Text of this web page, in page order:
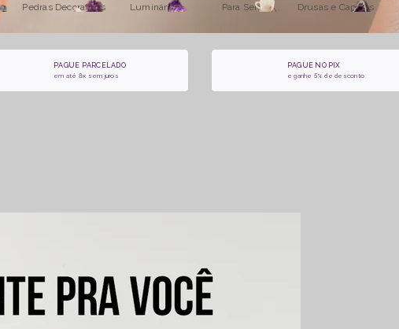
Pedras Decorativas Luminárias Para Servir Drusas e Capelas
PAGUE PARCELADO
em até 8x sem juros
PAGUE NO PIX
e ganhe 5% de desconto